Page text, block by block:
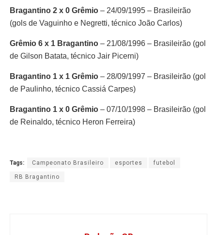
Bragantino 2 x 0 Grêmio – 24/09/1995 – Brasileirão
(gols de Vaguinho e Negretti, técnico João Carlos)
Grêmio 6 x 1 Bragantino – 21/08/1996 – Brasileirão (gol
de Gilson Batata, técnico Jair Picerni)
Bragantino 1 x 1 Grêmio – 28/09/1997 – Brasileirão (gol
de Paulinho, técnico Cassiá Carpes)
Bragantino 1 x 0 Grêmio – 07/10/1998 – Brasileirão (gol
de Reinaldo, técnico Heron Ferreira)
Tags: Campeonato Brasileiro esportes futebol
RB Bragantino